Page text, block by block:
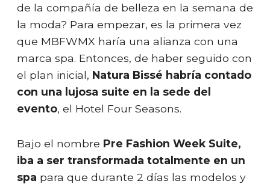
de la compañía de belleza en la semana de
la moda? Para empezar, es la primera vez
que MBFWMX haría una alianza con una
marca spa. Entonces, de haber seguido con
el plan inicial, Natura Bissé habría contado
con una lujosa suite en la sede del
evento, el Hotel Four Seasons.
Bajo el nombre Pre Fashion Week Suite,
iba a ser transformada totalmente en un
spa para que durante 2 días las modelos y